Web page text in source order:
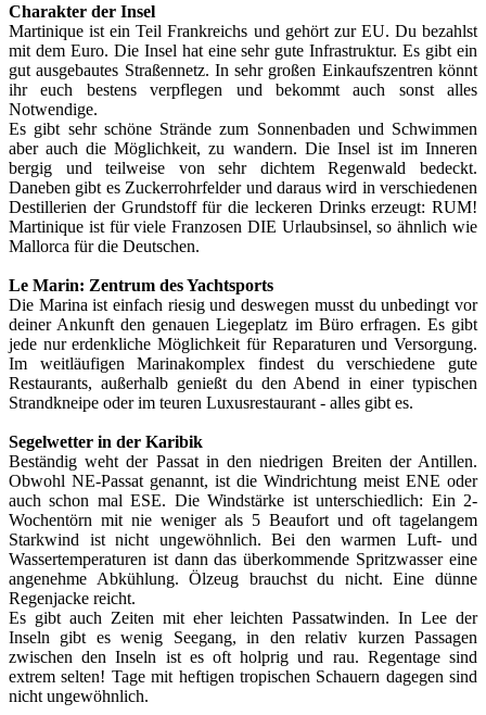
Charakter der Insel
Martinique ist ein Teil Frankreichs und gehört zur EU. Du bezahlst
mit dem Euro. Die Insel hat eine sehr gute Infrastruktur. Es gibt ein
gut ausgebautes Straßennetz. In sehr großen Einkaufszentren könnt
ihr euch bestens verpflegen und bekommt auch sonst alles
Notwendige.
Es gibt sehr schöne Strände zum Sonnenbaden und Schwimmen
aber auch die Möglichkeit, zu wandern. Die Insel ist im Inneren
bergig und teilweise von sehr dichtem Regenwald bedeckt.
Daneben gibt es Zuckerrohrfelder und daraus wird in verschiedenen
Destillerien der Grundstoff für die leckeren Drinks erzeugt: RUM!
Martinique ist für viele Franzosen DIE Urlaubsinsel, so ähnlich wie
Mallorca für die Deutschen.
Le Marin: Zentrum des Yachtsports
Die Marina ist einfach riesig und deswegen musst du unbedingt vor
deiner Ankunft den genauen Liegeplatz im Büro erfragen. Es gibt
jede nur erdenkliche Möglichkeit für Reparaturen und Versorgung.
Im weitläufigen Marinakomplex findest du verschiedene gute
Restaurants, außerhalb genießt du den Abend in einer typischen
Strandkneipe oder im teuren Luxusrestaurant - alles gibt es.
Segelwetter in der Karibik
Beständig weht der Passat in den niedrigen Breiten der Antillen.
Obwohl NE-Passat genannt, ist die Windrichtung meist ENE oder
auch schon mal ESE. Die Windstärke ist unterschiedlich: Ein 2-
Wochentörn mit nie weniger als 5 Beaufort und oft tagelangem
Starkwind ist nicht ungewöhnlich. Bei den warmen Luft- und
Wassertemperaturen ist dann das überkommende Spritzwasser eine
angenehme Abkühlung. Ölzeug brauchst du nicht. Eine dünne
Regenjacke reicht.
Es gibt auch Zeiten mit eher leichten Passatwinden. In Lee der
Inseln gibt es wenig Seegang, in den relativ kurzen Passagen
zwischen den Inseln ist es oft holprig und rau. Regentage sind
extrem selten! Tage mit heftigen tropischen Schauern dagegen sind
nicht ungewöhnlich.